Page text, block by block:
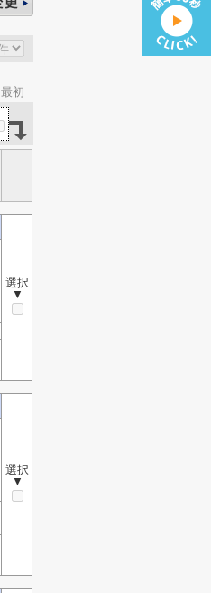
最初
選択
▼
選択
▼